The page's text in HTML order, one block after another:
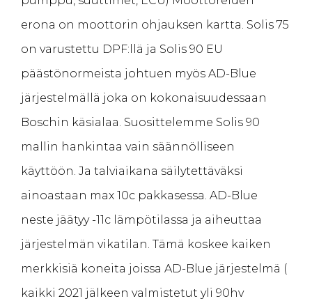
erona on moottorin ohjauksen kartta. Solis 75
on varustettu DPF:llä ja Solis 90 EU
päästönormeista johtuen myös AD-Blue
järjestelmällä joka on kokonaisuudessaan
Boschin käsialaa. Suosittelemme Solis 90
mallin hankintaa vain säännölliseen
käyttöön. Ja talviaikana säilytettäväksi
ainoastaan max 10c pakkasessa. AD-Blue
neste jäätyy -11c lämpötilassa ja aiheuttaa
järjestelmän vikatilan. Tämä koskee kaiken
merkkisiä koneita joissa AD-Blue järjestelmä (
kaikki 2021 jälkeen valmistetut yli 90hv